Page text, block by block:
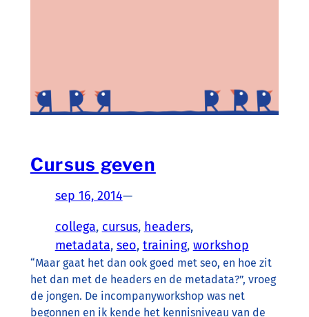
Cursus geven
sep 16, 2014—
collega, cursus, headers,
metadata, seo, training, workshop
“Maar gaat het dan ook goed met seo, en hoe zit
het dan met de headers en de metadata?”, vroeg
de jongen. De incompanyworkshop was net
begonnen en ik kende het kennisniveau van de